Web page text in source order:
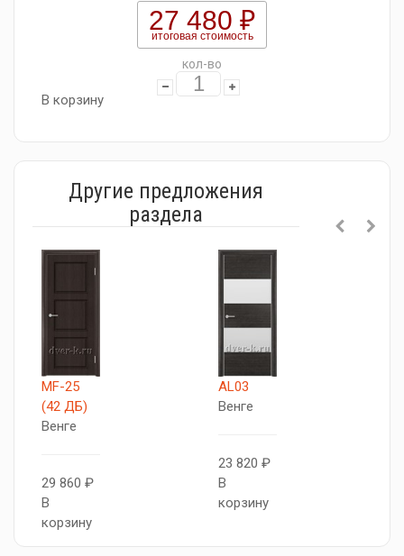
27 480 ₽
итоговая стоимость
кол-во
В корзину
Другие предложения
раздела
MF-25
(42 ДБ)
Венге
29 860 ₽
В
корзину
AL03
Венге
23 820 ₽
В
корзину